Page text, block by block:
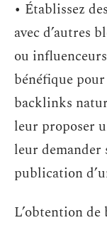
• Établissez
avec d’autres
ou
bénéfique
backlinks
leur proposer
leur demander
publication
L’obtention